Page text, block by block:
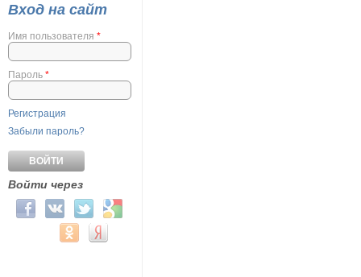
Вход на сайт
Имя пользователя *
Пароль *
Регистрация
Забыли пароль?
Войти через
Login with Facebook
Login with ВКонтакте
Login with Twitter
Login with Google
Login with Mail.ru
Login with Одноклассники
Login with Яндекс